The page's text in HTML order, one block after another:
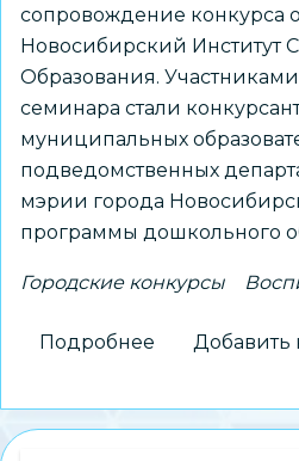
сопровождение конкурса
Новосибирский Институт
Образования. Участниками
семинара стали
муниципальных
подведомственных
мэрии города
программы дошкольного
Городские конкурсы
Подробнее
установочный
семинар
Добавить